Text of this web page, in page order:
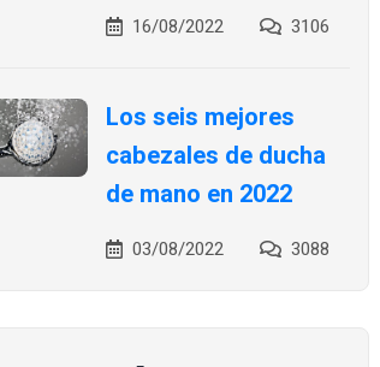
16/08/2022 3106
Los seis mejores
cabezales de ducha
de mano en 2022
03/08/2022 3088